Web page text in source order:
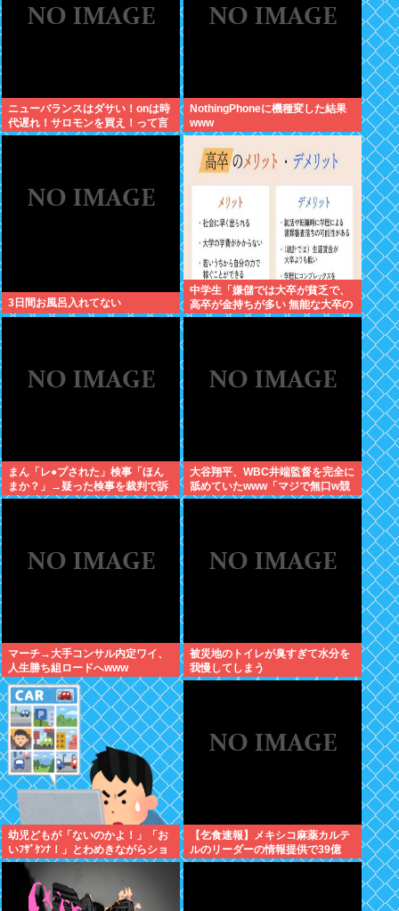
ニューバランスはダサい！onは時
代遅れ！サロモンを買え！って言
われたから買ったんやが
NothingPhoneに機種変した結果
www
3日間お風呂入れてない
中学生「嫌儲では大卒が貧乏で、
高卒が金持ちが多い 無能な大卒の
集まりw」エックスで一万いいね
まん「レ●プされた」検事「ほん
まか？」→疑った検事を裁判で訴
える
大谷翔平、WBC井端監督を完全に
舐めていたwww「マジで無口w競
馬の話しかしないわ」と日本代表
マーチ→大手コンサル内定ワイ、
人生勝ち組ロードへwww
被災地のトイレが臭すぎて水分を
我慢してしまう
幼児どもが「ないのかよ！」「お
いﾌｻﾞｹﾝﾅ！」とわめきながらショ
ーケースをドンドン叩いたり、エ
ルボーしたりしだした
【乞食速報】メキシコ麻薬カルテ
ルのリーダーの情報提供で39億
円！お前ら急げ！